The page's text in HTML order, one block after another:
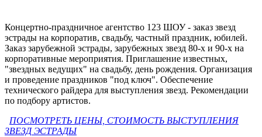
Концертно-праздничное агентство 123 ШОУ - заказ звезд
эстрады на корпоратив, свадьбу, частный праздник, юбилей.
Заказ зарубежной эстрады, зарубежных звезд 80-х и 90-х на
корпоративные мероприятия. Приглашение известных,
"звездных ведущих" на свадьбу, день рождения. Организация
и проведение праздников "под ключ". Обеспечение
технического райдера для выступления звезд. Рекомендации
по подбору артистов.
ПОСМОТРЕТЬ ЦЕНЫ, СТОИМОСТЬ ВЫСТУПЛЕНИЯ
ЗВЕЗД ЭСТРАДЫ